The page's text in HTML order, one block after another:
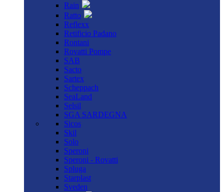
Rain
Ratto
Reflexx
Retificio Padano
Rontani
Rovatti Pompe
SAB
Sacto
Sartex
Scheppach
SeaLand
Selsil
SGA SARDEGNA
Sicos
Skil
Solo
Speroni
Speroni - Rovatti
Spluga
Starplast
Sveden